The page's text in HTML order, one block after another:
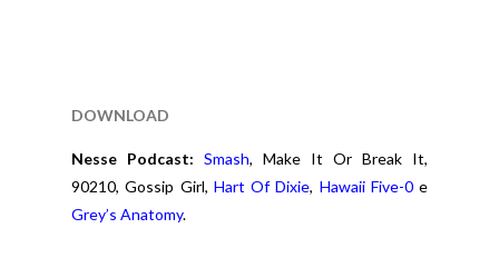
DOWNLOAD
Nesse Podcast: Smash, Make It Or Break It,
90210, Gossip Girl, Hart Of Dixie, Hawaii Five-0e
Grey’s Anatomy.